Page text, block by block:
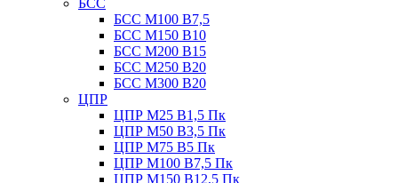
БСС
БСС М100 B7,5
БСС М150 B10
БСС М200 B15
БСС М250 B20
БСС М300 B20
ЦПР
ЦПР М25 B1,5 Пк
ЦПР М50 B3,5 Пк
ЦПР М75 B5 Пк
ЦПР М100 B7,5 Пк
ЦПР М150 B12,5 Пк